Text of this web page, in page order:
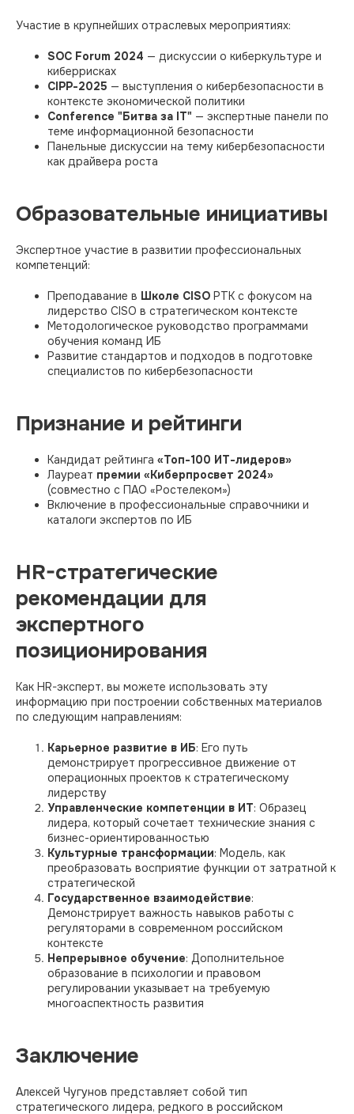
Участие в крупнейших отраслевых мероприятиях:
SOC Forum 2024 — дискуссии о киберкультуре и
киберрисках
CIPР-2025 — выступления о кибербезопасности в
контексте экономической политики​
Conference "Битва за IT" — экспертные панели по
теме информационной безопасности
Панельные дискуссии на тему кибербезопасности
как драйвера роста​
Образовательные инициативы
Экспертное участие в развитии профессиональных
компетенций:
Преподавание в Школе CISO РТК с фокусом на
лидерство CISO в стратегическом контексте
Методологическое руководство программами
обучения команд ИБ
Развитие стандартов и подходов в подготовке
специалистов по кибербезопасности​
Признание и рейтинги
Кандидат рейтинга «Топ-100 ИТ-лидеров»
Лауреат премии «Киберпросвет 2024»
(совместно с ПАО «Ростелеком»)​
Включение в профессиональные справочники и
каталоги экспертов по ИБ​
HR-стратегические
рекомендации для
экспертного
позиционирования
Как HR-эксперт, вы можете использовать эту
информацию при построении собственных материалов
по следующим направлениям:
Карьерное развитие в ИБ: Его путь
демонстрирует прогрессивное движение от
операционных проектов к стратегическому
лидерству
Управленческие компетенции в ИТ: Образец
лидера, который сочетает технические знания с
бизнес-ориентированностью
Культурные трансформации: Модель, как
преобразовать восприятие функции от затратной к
стратегической
Государственное взаимодействие:
Демонстрирует важность навыков работы с
регуляторами в современном российском
контексте
Непрерывное обучение: Дополнительное
образование в психологии и правовом
регулировании указывает на требуемую
многоаспектность развития
Заключение
Алексей Чугунов представляет собой тип
стратегического лидера, редкого в российском
Лидеры России
Эксперты
Мы в Max
HR-Архитектор